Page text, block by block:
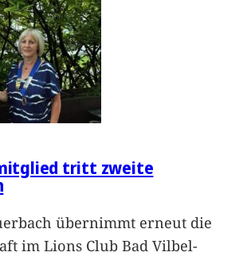
tritt zweite
übernimmt erneut die
im Lions Club Bad Vilbel-